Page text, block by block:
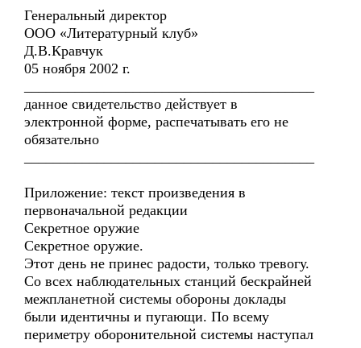
Генеральный директор
ООО «Литературный клуб»
Д.В.Кравчук
05 ноября 2002 г.
данное свидетельство действует в
электронной форме, распечатывать его не
обязательно
Приложение: текст произведения в
первоначальной редакции
Секретное оружие
Секретное оружие.
Этот день не принес радости, только тревогу.
Со всех наблюдательных станций бескрайней
межпланетной системы обороны доклады
были идентичны и пугающи. По всему
периметру оборонительной системы наступал